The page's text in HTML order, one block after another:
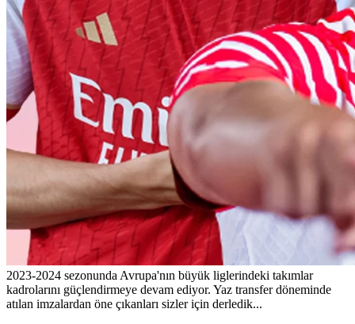
2023-2024 sezonunda Avrupa'nın büyük liglerindeki takımlar
kadrolarını güçlendirmeye devam ediyor. Yaz transfer döneminde
atılan imzalardan öne çıkanları sizler için derledik...